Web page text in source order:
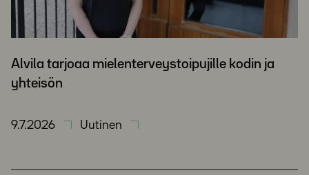
Alvila tarjoaa mielenterveystoipujille kodin ja
yhteisön
9.7.2026 Uutinen